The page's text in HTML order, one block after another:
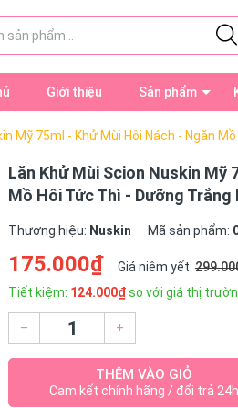
Giới thiệu Sản phẩm
Mỹ 75ml - Khử Mùi Hôi Nách - Ngăn
Lăn Khử Mùi Scion Nuskin Mỹ
Mồ Hôi Tức Thì - Dưỡng Trắng
Thương hiệu: Nuskin Mã sản phẩm:
175.000₫ Giá niêm yết:
Tiết kiệm: 124.000₫so với giá thị
– +
THÊM VÀO GIỎ
Cam kết chính hãng / đổi trả 24h